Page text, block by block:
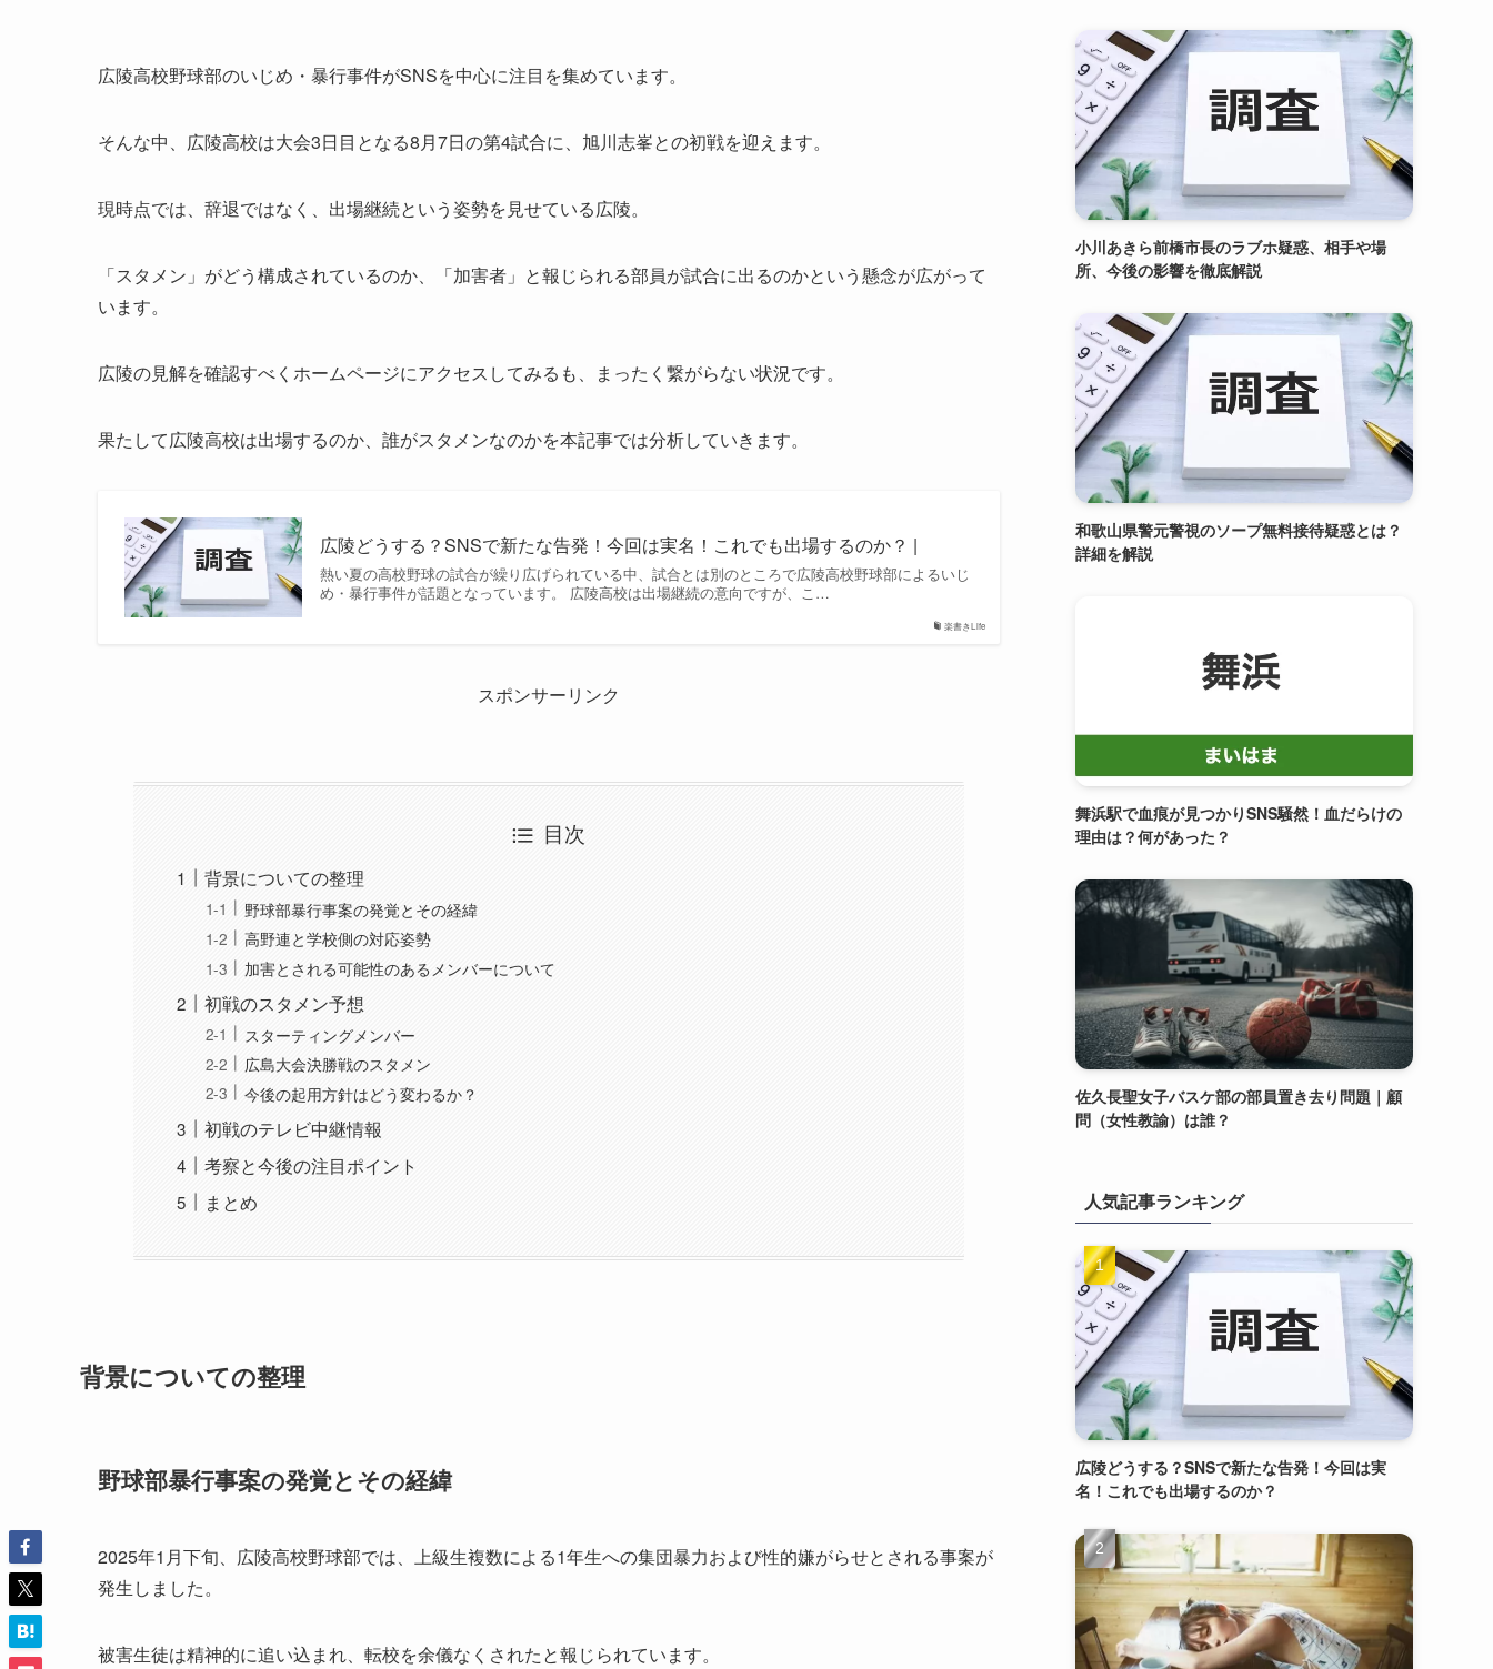
広陵高校野球部のいじめ・暴行事件がSNSを中心に注目を集めています。
そんな中、広陵高校は大会3日目となる8月7日の第4試合に、旭川志峯との初戦を迎えます。
現時点では、辞退ではなく、出場継続という姿勢を見せている広陵。
「スタメン」がどう構成されているのか、「加害者」と報じられる部員が試合に出るのかという懸念が広がって
います。
広陵の見解を確認すべくホームページにアクセスしてみるも、まったく繋がらない状況です。
果たして広陵高校は出場するのか、誰がスタメンなのかを本記事では分析していきます。
楽書きLife
広陵どうする？SNSで新たな告発！今回は実名！これでも出場するのか？ |
熱い夏の高校野球の試合が繰り広げられている中、試合とは別のところで広陵高校野球部によるいじ
め・暴行事件が話題となっています。 広陵高校は出場継続の意向ですが、こ…
スポンサーリンク
目次
背景についての整理
野球部暴行事案の発覚とその経緯
高野連と学校側の対応姿勢
加害とされる可能性のあるメンバーについて
初戦のスタメン予想
スターティングメンバー
広島大会決勝戦のスタメン
今後の起用方針はどう変わるか？
初戦のテレビ中継情報
考察と今後の注目ポイント
まとめ
背景についての整理
野球部暴行事案の発覚とその経緯
2025年1月下旬、広陵高校野球部では、上級生複数による1年生への集団暴力および性的嫌がらせとされる事案が
発生しました。
被害生徒は精神的に追い込まれ、転校を余儀なくされたと報じられています。
小川あきら前橋市長のラブホ疑惑、相手や場
所、今後の影響を徹底解説
和歌山県警元警視のソープ無料接待疑惑とは？
詳細を解説
舞浜駅で血痕が見つかりSNS騒然！血だらけの
理由は？何があった？
佐久長聖女子バスケ部の部員置き去り問題｜顧
問（女性教諭）は誰？
人気記事ランキング
広陵どうする？SNSで新たな告発！今回は実
名！これでも出場するのか？